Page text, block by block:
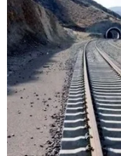
TIN LIÊN